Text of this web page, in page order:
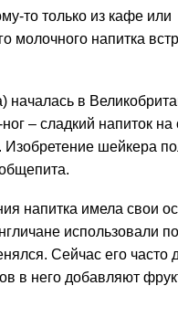
то только из кафе или
молочного напитка
началась в
– сладкий напиток
Изобретение шейкера
напитка имела свои
использовали
Сейчас его часто
в него добавляют